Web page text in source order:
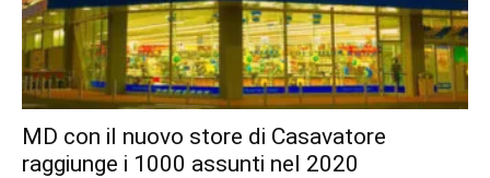
MD con il nuovo store di Casavatore
raggiunge i 1000 assunti nel 2020